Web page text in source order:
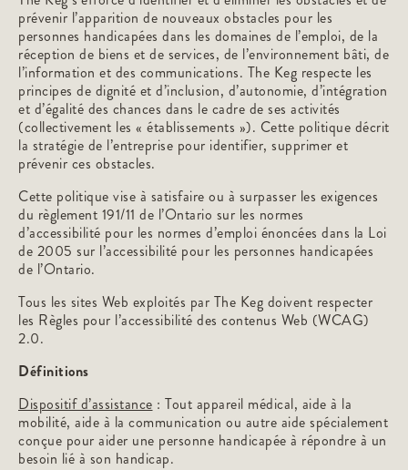
prévenir l’apparition de nouveaux obstacles pour les
personnes handicapées dans les domaines de l’emploi, de la
réception de biens et de services, de l’environnement bâti, de
l’information et des communications. The Keg respecte les
principes de dignité et d’inclusion, d’autonomie, d’intégration
et d’égalité des chances dans le cadre de ses activités
(collectivement les « établissements »). Cette politique décrit
la stratégie de l’entreprise pour identifier, supprimer et
prévenir ces obstacles.
Cette politique vise à satisfaire ou à surpasser les exigences
du règlement 191/11 de l’Ontario sur les normes
d’accessibilité pour les normes d’emploi énoncées dans la Loi
de 2005 sur l’accessibilité pour les personnes handicapées
de l’Ontario.
Tous les sites Web exploités par The Keg doivent respecter
les Règles pour l’accessibilité des contenus Web (WCAG)
2.0.
Définitions
Dispositif d’assistance : Tout appareil médical, aide à la
mobilité, aide à la communication ou autre aide spécialement
conçue pour aider une personne handicapée à répondre à un
besoin lié à son handicap.